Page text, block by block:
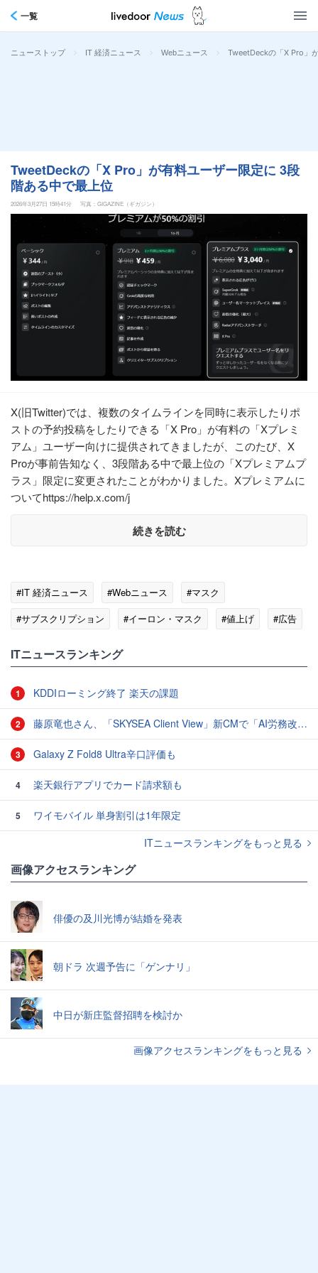
一覧
ニューストップ > IT 経済ニュース > Webニュース > TweetDeckの「X Pro」
TweetDeckの「X Pro」が有料ユーザー限定に 3段
階ある中で最上位
2026年3月27日 15時41分 写真：GIGAZINE（ギガジン）
X(旧Twitter)では、複数のタイムラインを同時に表示したりポ
ストの予約投稿をしたりできる「X Pro」が有料の「Xプレミ
アム」ユーザー向けに提供されてきましたが、このたび、X
Proが事前告知なく、3段階ある中で最上位の「Xプレミアムプ
ラス」限定に変更されたことがわかりました。Xプレミアムに
ついてhttps://help.x.com/j
続きを読む
#IT 経済ニュース #Webニュース
#マスク
#サブスクリプション
#イーロン・マスク #値上げ
#広告
ITニュースランキング
1 KDDIローミング終了 楽天の課題
2 藤原竜也さん、「SKYSEA Client View」新CMで「AI労務改善」をアピール 働き方をAIが分析したら「すぐに休んで」と言われる？
3 Galaxy Z Fold8 Ultra辛口評価も
4 楽天銀行アプリでカード請求額も
5
ワイモバイル 単身割引は1年限定
ITニュースランキングをもっと見る
画像アクセスランキング
俳優の及川光博が結婚を発表
朝ドラ 次週予告に「ゲンナリ」
中日が新庄監督招聘を検討か
画像アクセスランキングをもっと見る